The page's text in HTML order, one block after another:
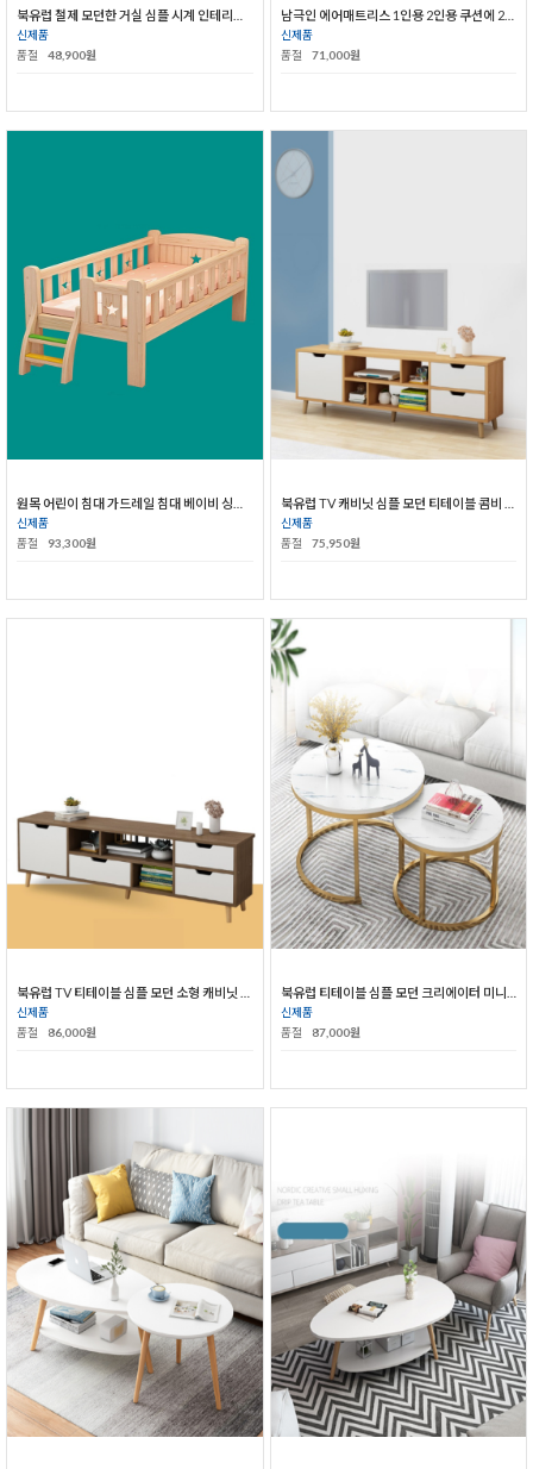
신제품
품절
48,900원
남극인 에어매트리스 1인용 2인용 쿠션에 2중 접이식 야외 휴대용 소파 패드
신제품
품절
71,000원
신제품
품절
93,300원
신제품
품절
75,950원
신제품
품절
86,000원
신제품
품절
87,000원